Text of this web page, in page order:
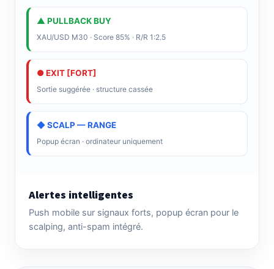
▲ PULLBACK BUY
XAU/USD M30 · Score 85% · R/R 1:2.5
● EXIT [FORT]
Sortie suggérée · structure cassée
◆ SCALP — RANGE
Popup écran · ordinateur uniquement
Alertes intelligentes
Push mobile sur signaux forts, popup écran pour le
scalping, anti-spam intégré.